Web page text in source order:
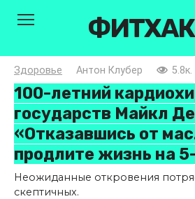
Здоровье Антон Клубер 5.8к.
100-летний
государств Майкл
«Отказавшись от
продлите жизнь на
Неожиданные откровения
скептичных.